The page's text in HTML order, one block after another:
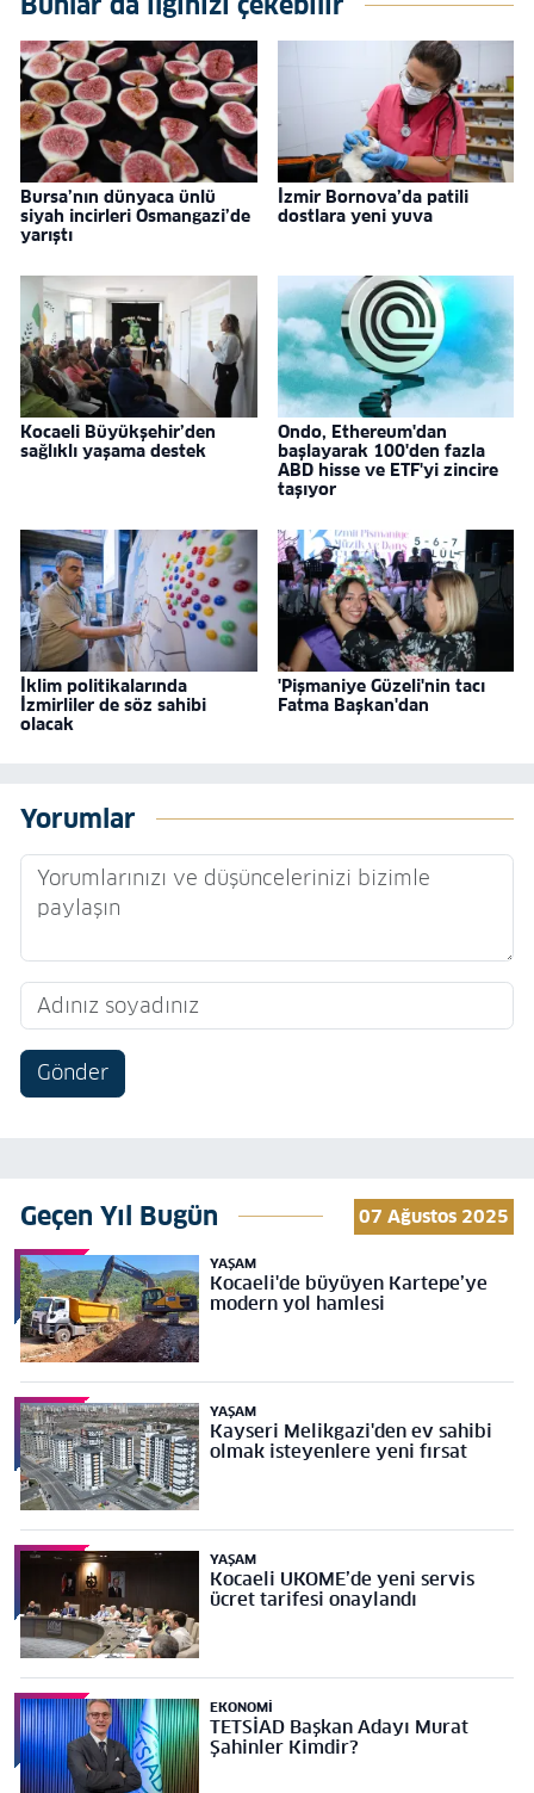
Bursa’nın dünyaca ünlü
siyah incirleri Osmangazi’de
yarıştı
İzmir Bornova’da patili
dostlara yeni yuva
Kocaeli Büyükşehir’den
sağlıklı yaşama destek
Ondo, Ethereum'dan
başlayarak 100'den fazla
ABD hisse ve ETF'yi zincire
taşıyor
İklim politikalarında
İzmirliler de söz sahibi
olacak
'Pişmaniye Güzeli'nin tacı
Fatma Başkan'dan
Yorumlar
Gönder
Geçen Yıl Bugün 07 Ağustos 2025
YAŞAM
Kocaeli'de büyüyen Kartepe’ye
modern yol hamlesi
YAŞAM
Kayseri Melikgazi'den ev sahibi
olmak isteyenlere yeni fırsat
YAŞAM
Kocaeli UKOME’de yeni servis
ücret tarifesi onaylandı
EKONOMI
TETSİAD Başkan Adayı Murat
Şahinler Kimdir?